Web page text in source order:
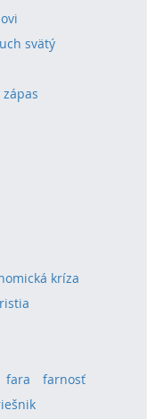
svätý
kríza
fara
farnosť